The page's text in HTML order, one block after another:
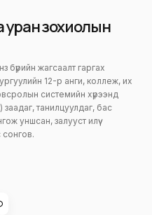
зохиолын
бүрийн жагсаалт гаргах
12-р анги, коллеж, их
системийн хүрээнд
танилцуулдаг, бас
уншсан, залууст илүү
сонгов.